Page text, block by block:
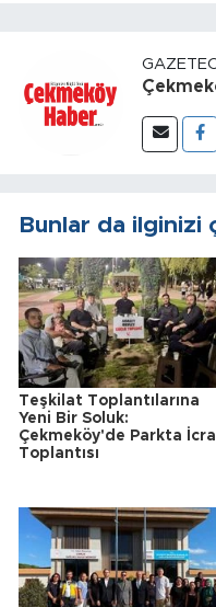
Bunlar da ilginizi
Teşkilat Toplantılarına
Yeni Bir Soluk:
Çekmeköy'de Parkta İcra
Toplantısı